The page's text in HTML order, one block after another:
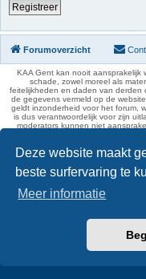
Deze website maakt
beste surfervaring te
Meer informatie
Registreer
Forumoverzicht
KAA Gent kan nooit aansprakelijk
schade, zowel moreel als
feitelijkheden en daden van derden
de gegevens vermeld op de
geldt inzonderheid voor het forum,
is dus verantwoordelijk voor zijn
moderators kunnen niet